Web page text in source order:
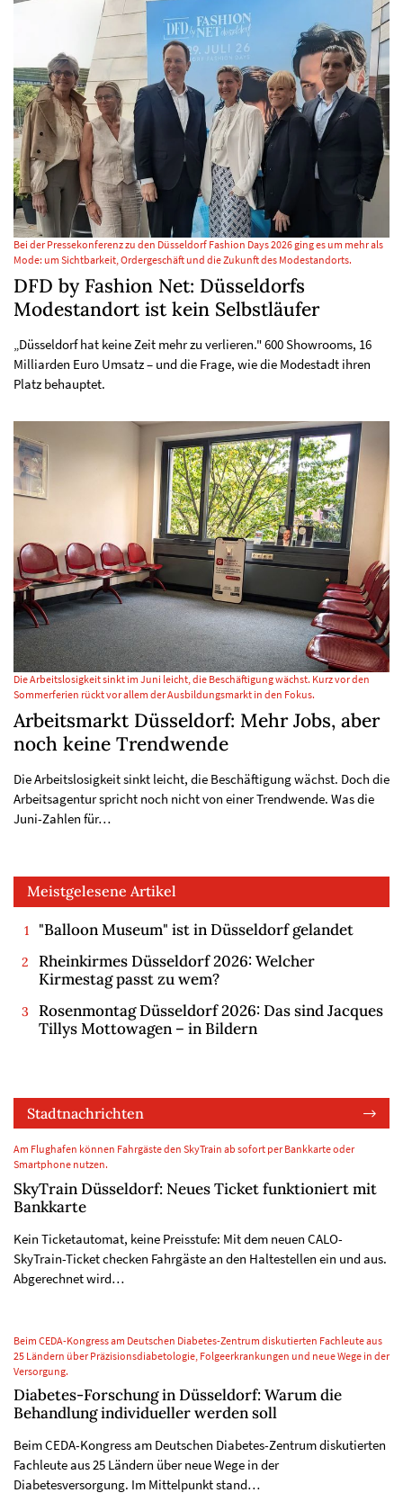
Bei der Pressekonferenz zu den Düsseldorf Fashion Days 2026 ging es um mehr als
Mode: um Sichtbarkeit, Ordergeschäft und die Zukunft des Modestandorts.
DFD by Fashion Net: Düsseldorfs
Modestandort ist kein Selbstläufer
„Düsseldorf hat keine Zeit mehr zu verlieren." 600 Showrooms, 16
Milliarden Euro Umsatz – und die Frage, wie die Modestadt ihren
Platz behauptet.
Die Arbeitslosigkeit sinkt im Juni leicht, die Beschäftigung wächst. Kurz vor den
Sommerferien rückt vor allem der Ausbildungsmarkt in den Fokus.
Arbeitsmarkt Düsseldorf: Mehr Jobs, aber
noch keine Trendwende
Die Arbeitslosigkeit sinkt leicht, die Beschäftigung wächst. Doch die
Arbeitsagentur spricht noch nicht von einer Trendwende. Was die
Juni-Zahlen für…
Meistgelesene Artikel
"Balloon Museum" ist in Düsseldorf gelandet
Rheinkirmes Düsseldorf 2026: Welcher
Kirmestag passt zu wem?
Rosenmontag Düsseldorf 2026: Das sind Jacques
Tillys Mottowagen – in Bildern
Stadtnachrichten
Am Flughafen können Fahrgäste den SkyTrain ab sofort per Bankkarte oder
Smartphone nutzen.
SkyTrain Düsseldorf: Neues Ticket funktioniert mit
Bankkarte
Kein Ticketautomat, keine Preisstufe: Mit dem neuen CALO-
SkyTrain-Ticket checken Fahrgäste an den Haltestellen ein und aus.
Abgerechnet wird…
Beim CEDA-Kongress am Deutschen Diabetes-Zentrum diskutierten Fachleute aus
25 Ländern über Präzisionsdiabetologie, Folgeerkrankungen und neue Wege in der
Versorgung.
Diabetes-Forschung in Düsseldorf: Warum die
Behandlung individueller werden soll
Beim CEDA-Kongress am Deutschen Diabetes-Zentrum diskutierten
Fachleute aus 25 Ländern über neue Wege in der
Diabetesversorgung. Im Mittelpunkt stand…